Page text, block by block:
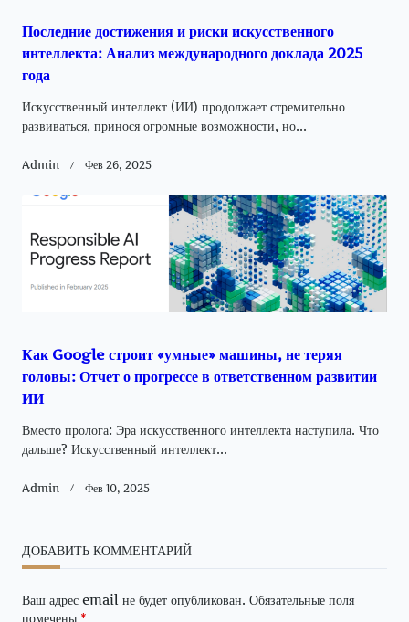
Последние достижения и риски искусственного
интеллекта: Анализ международного доклада 2025
года
Искусственный интеллект (ИИ) продолжает стремительно
развиваться, принося огромные возможности, но...
Admin Фев 26, 2025
Как Google строит «умные» машины, не теряя
головы: Отчет о прогрессе в ответственном развитии
ИИ
Вместо пролога: Эра искусственного интеллекта наступила. Что
дальше? Искусственный интеллект...
Admin Фев 10, 2025
ДОБАВИТЬ КОММЕНТАРИЙ
Ваш адрес email не будет опубликован. Обязательные поля
помечены *